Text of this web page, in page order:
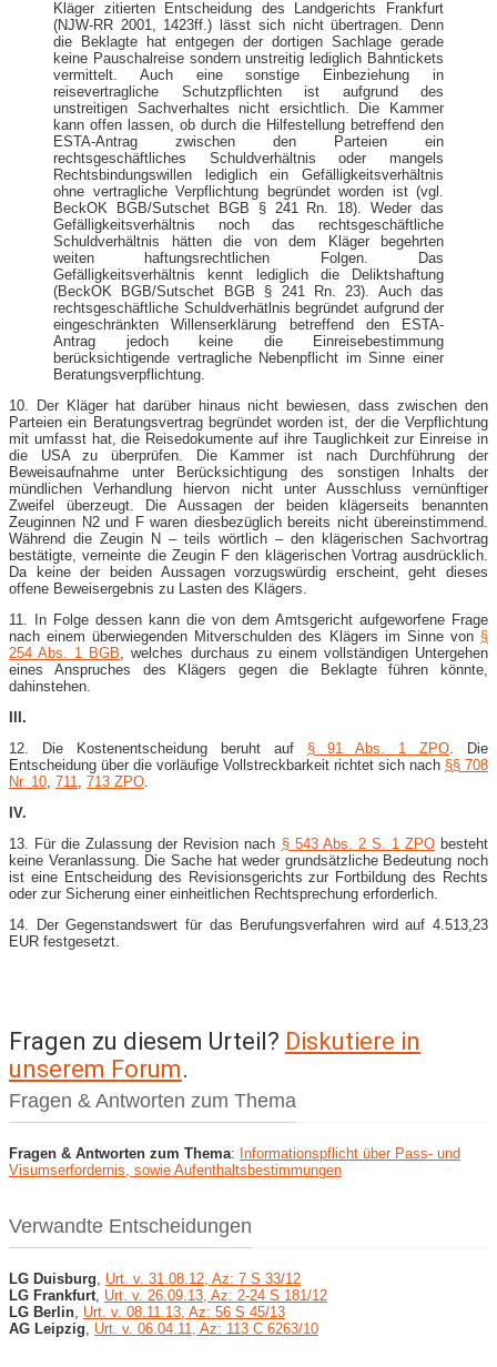
Kläger zitierten Entscheidung des Landgerichts Frankfurt
(NJW-RR 2001, 1423ff.) lässt sich nicht übertragen. Denn
die Beklagte hat entgegen der dortigen Sachlage gerade
keine Pauschalreise sondern unstreitig lediglich Bahntickets
vermittelt. Auch eine sonstige Einbeziehung in
reisevertragliche Schutzpflichten ist aufgrund des
unstreitigen Sachverhaltes nicht ersichtlich. Die Kammer
kann offen lassen, ob durch die Hilfestellung betreffend den
ESTA-Antrag zwischen den Parteien ein
rechtsgeschäftliches Schuldverhältnis oder mangels
Rechtsbindungswillen lediglich ein Gefälligkeitsverhältnis
ohne vertragliche Verpflichtung begründet worden ist (vgl.
BeckOK BGB/Sutschet BGB § 241 Rn. 18). Weder das
Gefälligkeitsverhältnis noch das rechtsgeschäftliche
Schuldverhältnis hätten die von dem Kläger begehrten
weiten haftungsrechtlichen Folgen. Das
Gefälligkeitsverhältnis kennt lediglich die Deliktshaftung
(BeckOK BGB/Sutschet BGB § 241 Rn. 23). Auch das
rechtsgeschäftliche Schuldverhätlnis begründet aufgrund der
eingeschränkten Willenserklärung betreffend den ESTA-
Antrag jedoch keine die Einreisebestimmung
berücksichtigende vertragliche Nebenpflicht im Sinne einer
Beratungsverpflichtung.
10. Der Kläger hat darüber hinaus nicht bewiesen, dass zwischen den
Parteien ein Beratungsvertrag begründet worden ist, der die Verpflichtung
mit umfasst hat, die Reisedokumente auf ihre Tauglichkeit zur Einreise in
die USA zu überprüfen. Die Kammer ist nach Durchführung der
Beweisaufnahme unter Berücksichtigung des sonstigen Inhalts der
mündlichen Verhandlung hiervon nicht unter Ausschluss vernünftiger
Zweifel überzeugt. Die Aussagen der beiden klägerseits benannten
Zeuginnen N2 und F waren diesbezüglich bereits nicht übereinstimmend.
Während die Zeugin N – teils wörtlich – den klägerischen Sachvortrag
bestätigte, verneinte die Zeugin F den klägerischen Vortrag ausdrücklich.
Da keine der beiden Aussagen vorzugswürdig erscheint, geht dieses
offene Beweisergebnis zu Lasten des Klägers.
11. In Folge dessen kann die von dem Amtsgericht aufgeworfene Frage
nach einem überwiegenden Mitverschulden des Klägers im Sinne von §
254 Abs. 1 BGB , welches durchaus zu einem vollständigen Untergehen
eines Anspruches des Klägers gegen die Beklagte führen könnte,
dahinstehen.
III.
12. Die Kostenentscheidung beruht auf § 91 Abs. 1 ZPO . Die
Entscheidung über die vorläufige Vollstreckbarkeit richtet sich nach §§ 708
Nr. 10 711 713 ZPO
IV.
13. Für die Zulassung der Revision nach § 543 Abs. 2 S. 1 ZPObesteht
keine Veranlassung. Die Sache hat weder grundsätzliche Bedeutung noch
ist eine Entscheidung des Revisionsgerichts zur Fortbildung des Rechts
oder zur Sicherung einer einheitlichen Rechtsprechung erforderlich.
14. Der Gegenstandswert für das Berufungsverfahren wird auf 4.513,23
EUR festgesetzt.
Fragen zu diesem Urteil? Diskutiere in
unserem Forum.
Fragen & Antworten zum Thema
Fragen & Antworten zum Thema: Informationspflicht über Pass- und
Visumserfordernis, sowie Aufenthaltsbestimmungen
Verwandte Entscheidungen
LG Duisburg
Urt. v. 31.08.12, Az: 7 S 33/12
LG Frankfurt Urt. v. 26.09.13, Az: 2-24 S 181/12
LG Berlin Urt. v. 08.11.13, Az: 56 S 45/13
AG Leipzig
Urt. v. 06.04.11, Az: 113 C 6263/10